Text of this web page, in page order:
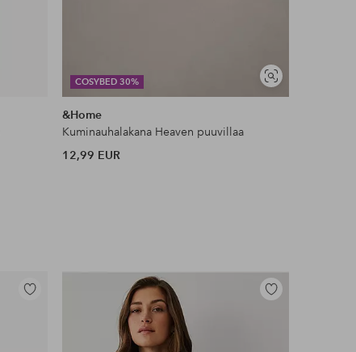
COSYBED 30%
Näytä
samankaltaisia
&Home
Kuminauhalakana Heaven puuvillaa
12,99 EUR
Lisää
Lisää